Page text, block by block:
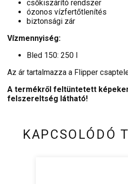
csőkiszárító rendszer
ózonos vízfertőtlenítés
biztonsági zár
Vízmennyiség:
Bled 150: 250 l
Az ár tartalmazza a Flipper
A termékről feltüntetett
felszereltség látható!
KAPCSOLÓDÓ